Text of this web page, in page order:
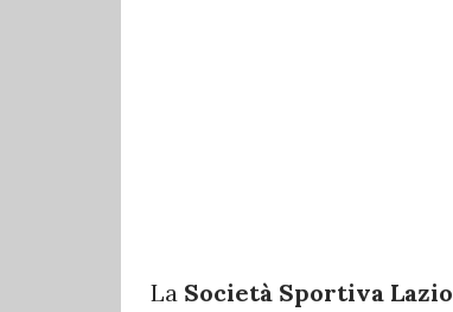
La Società Sportiva Lazio